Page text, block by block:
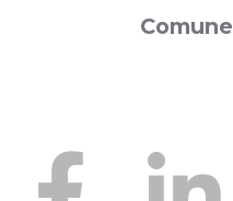
Comune